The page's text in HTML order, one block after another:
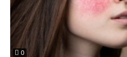
0